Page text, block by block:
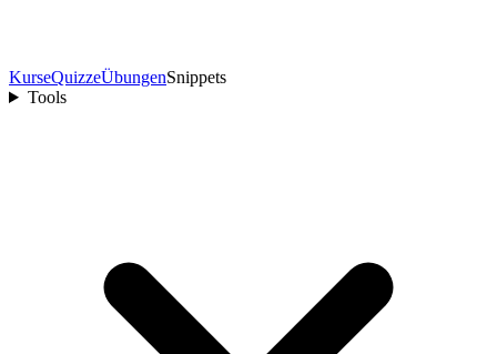
KurseQuizzeÜbungenSnippets
Tools